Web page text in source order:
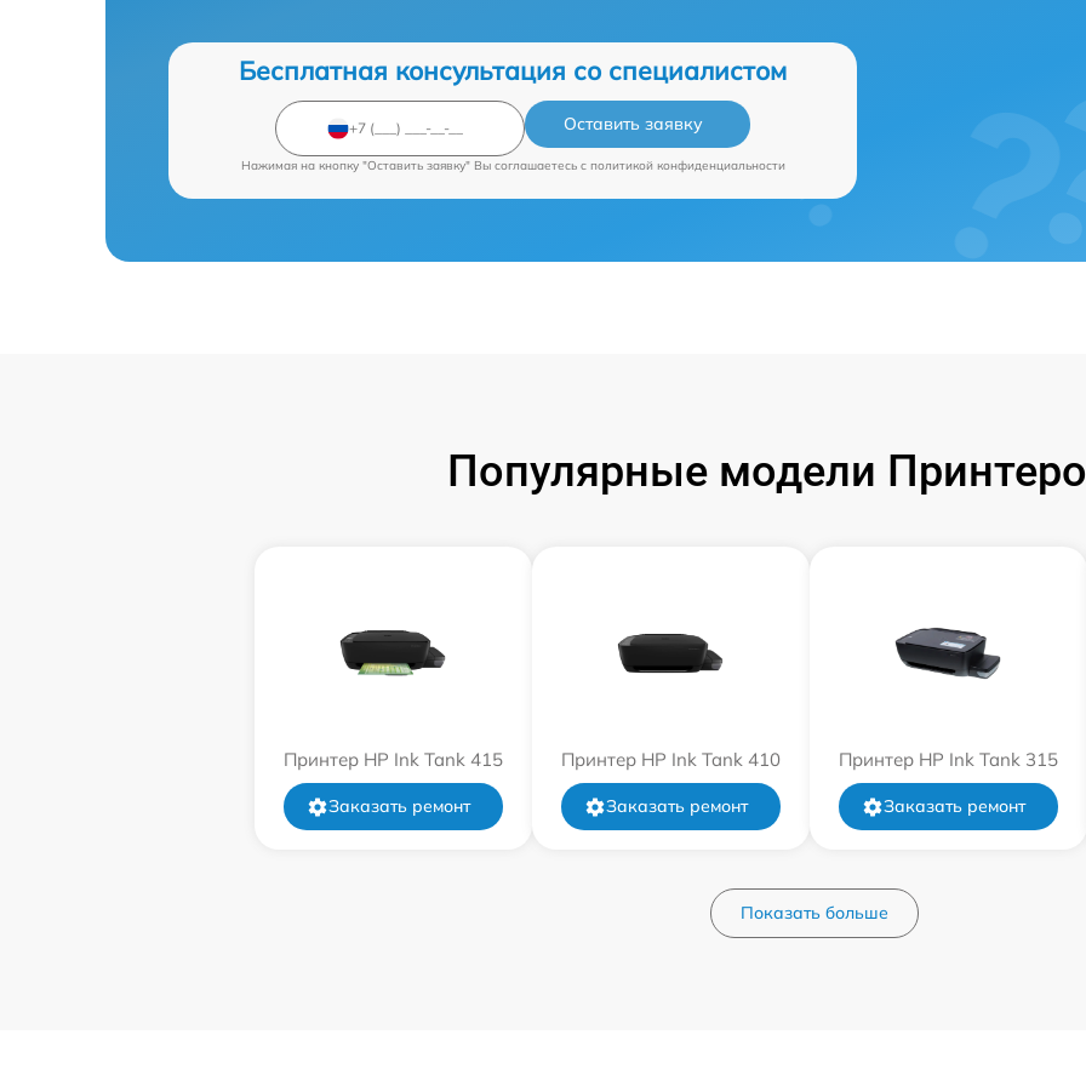
Бесплатная консультация со специалистом
Оставить заявку
Нажимая на кнопку "Оставить заявку" Вы соглашаетесь c политикой конфиденциальности
Популярные модели
Принтер HP Ink Tank 415
Заказать ремонт
Принтер HP Ink Tank 410
Заказать ремонт
Принтер HP Ink Tank 315
Заказать ремонт
Показать больше